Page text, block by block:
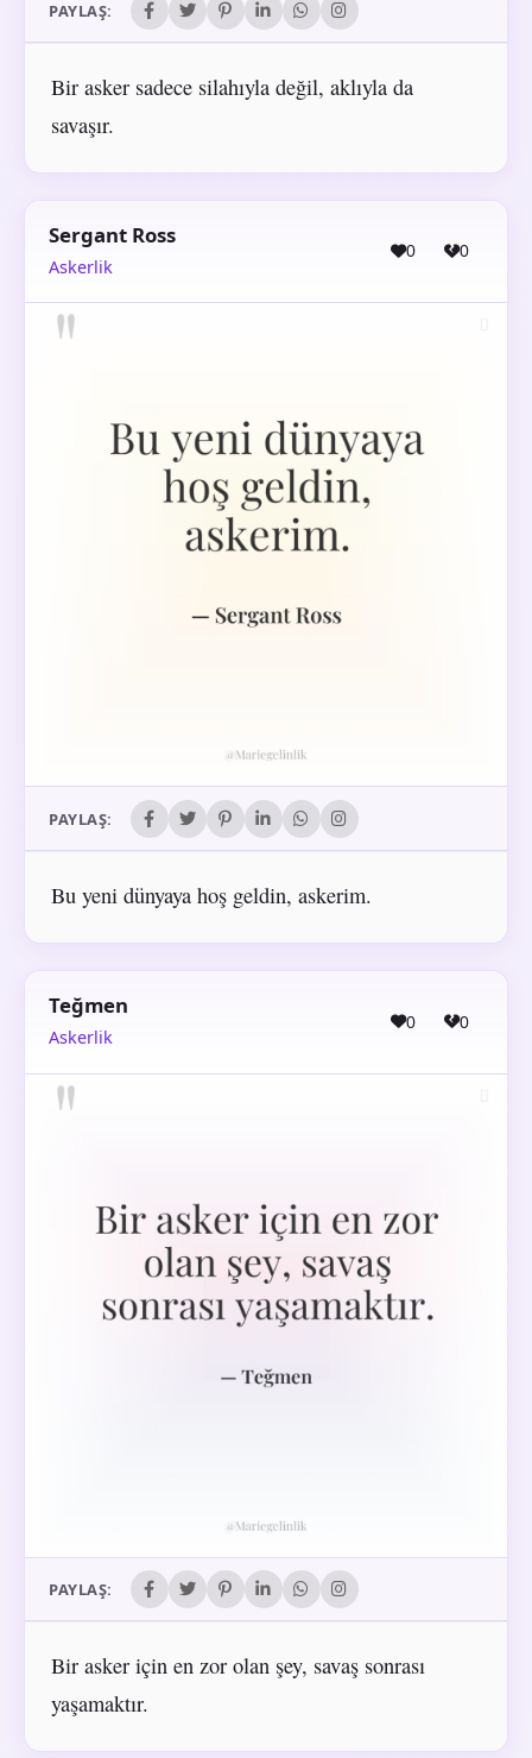
PAYLAŞ:
Bir asker sadece silahıyla değil, aklıyla da
savaşır.
Sergant Ross
Askerlik
0 0
PAYLAŞ:
Bu yeni dünyaya hoş geldin, askerim.
Teğmen
Askerlik
0 0
PAYLAŞ:
Bir asker için en zor olan şey, savaş sonrası
yaşamaktır.